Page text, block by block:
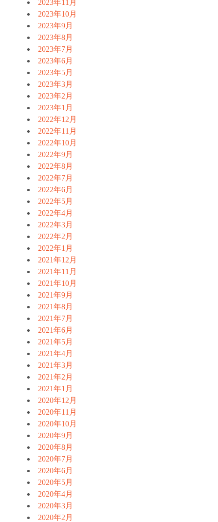
2023年11月
2023年10月
2023年9月
2023年8月
2023年7月
2023年6月
2023年5月
2023年3月
2023年2月
2023年1月
2022年12月
2022年11月
2022年10月
2022年9月
2022年8月
2022年7月
2022年6月
2022年5月
2022年4月
2022年3月
2022年2月
2022年1月
2021年12月
2021年11月
2021年10月
2021年9月
2021年8月
2021年7月
2021年6月
2021年5月
2021年4月
2021年3月
2021年2月
2021年1月
2020年12月
2020年11月
2020年10月
2020年9月
2020年8月
2020年7月
2020年6月
2020年5月
2020年4月
2020年3月
2020年2月